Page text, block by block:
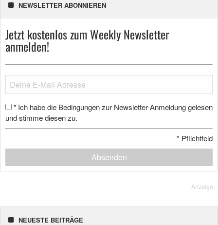
NEWSLETTER ABONNIEREN
Jetzt kostenlos zum Weekly Newsletter
anmelden!
* Ich habe die Bedingungen zur Newsletter-Anmeldung gelesen
und stimme diesen zu.
* Pflichtfeld
Absenden
Anzeige
NEUESTE BEITRÄGE